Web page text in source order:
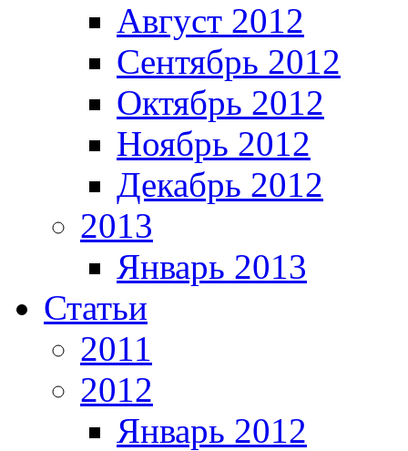
Август 2012
Сентябрь 2012
Октябрь 2012
Ноябрь 2012
Декабрь 2012
2013
Январь 2013
Статьи
2011
2012
Январь 2012